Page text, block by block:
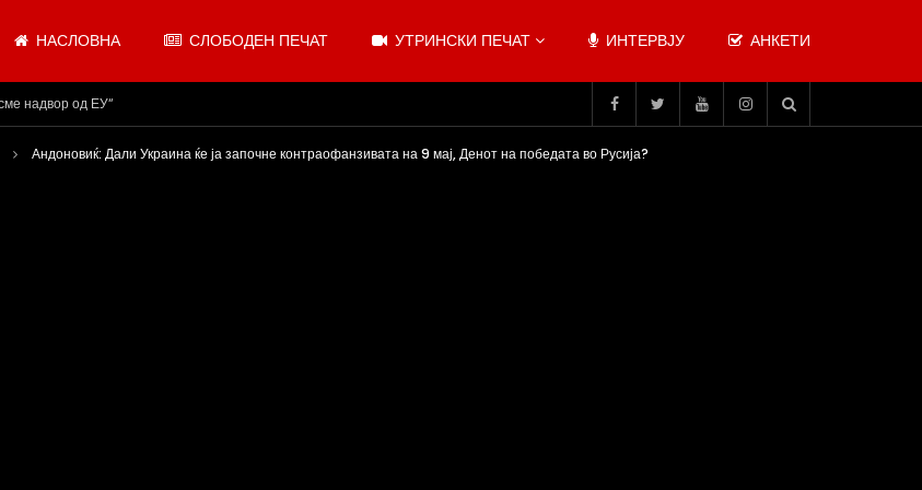
НАСЛОВНА СЛОБОДЕН ПЕЧАТ УТРИНСКИ ПЕЧАТ ИНТЕРВЈУ АНКЕТИ
Андоновиќ: Дали Украина ќе ја започне контраофанзивата на 9 мај, Денот на победата во Русија?